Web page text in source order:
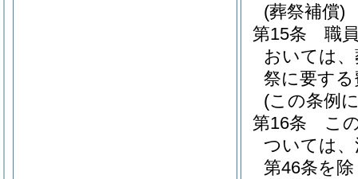
(葬祭補償)
第15条
職
おいては
祭に要す
(この条例
第16条
こ
ついては
第46条を